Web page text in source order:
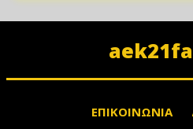
ΕΠΙΚΟΙΝΩΝΙΑ